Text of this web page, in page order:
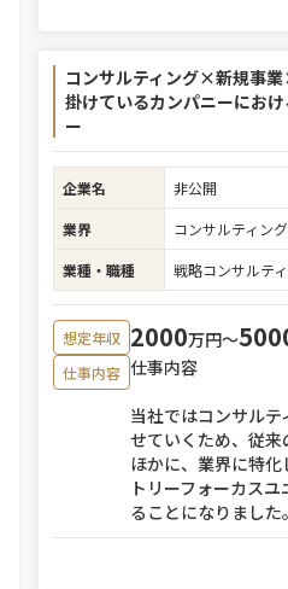
コンサルティング×新規事
掛けているカンパニーにお
ー
企業名
非公開
業界
コンサルティン
業種・職種
戦略コンサルテ
想定年収 2000万円〜
仕事内容 仕事内容
当社ではコンサル
せていくため、従
ほかに、業界に特
トリーフォーカス
ることになりました